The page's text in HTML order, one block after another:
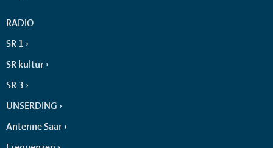
RADIO
SR 1
SR kultur
SR 3
UNSERDING
Antenne Saar